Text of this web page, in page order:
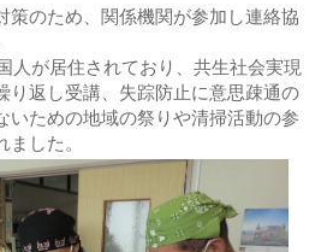
策のため、関係機関が参加し連絡協
人が居住されており、共生社会実現
り返し受講、失踪防止に意思疎通の
いための地域の祭りや清掃活動の参
した。